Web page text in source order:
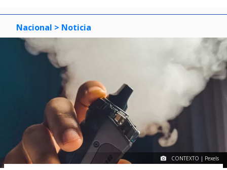
Nacional > Noticia
CONTEXTO | Pexels